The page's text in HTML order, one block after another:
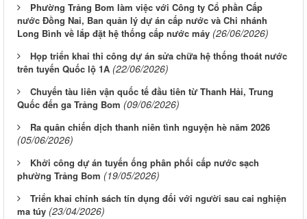
Phường Trảng Bom làm việc với Công ty Cổ phần Cấp
nước Đồng Nai, Ban quản lý dự án cấp nước và Chi nhánh
Long Bình về lắp đặt hệ thống cấp nước máy (26/06/2026)
Họp triển khai thi công dự án sửa chữa hệ thống thoát nước
trên tuyến Quốc lộ 1A (22/06/2026)
Chuyến tàu liên vận quốc tế đầu tiên từ Thanh Hải, Trung
Quốc đến ga Trảng Bom (09/06/2026)
Ra quân chiến dịch thanh niên tình nguyện hè năm 2026
(05/06/2026)
Khởi công dự án tuyến ống phân phối cấp nước sạch
phường Trảng Bom (19/05/2026)
Triển khai chính sách tín dụng đối với người sau cai nghiện
ma túy (23/04/2026)